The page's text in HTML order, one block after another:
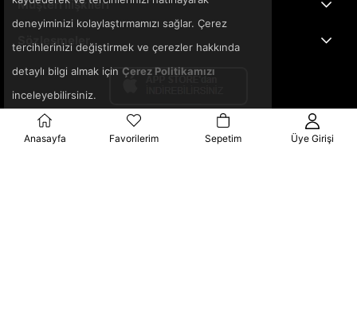
Müşteri İlişkileri
Sözleşmeler
deneyiminizi kolaylaştırmamızı sağlar. Çerez
tercihlerinizi değiştirmek ve çerezler hakkında
detaylı bilgi almak için Çerez Politikamızı
inceleyebilirsiniz.
Anasayfa Favorilerim Sepetim Üye Girişi